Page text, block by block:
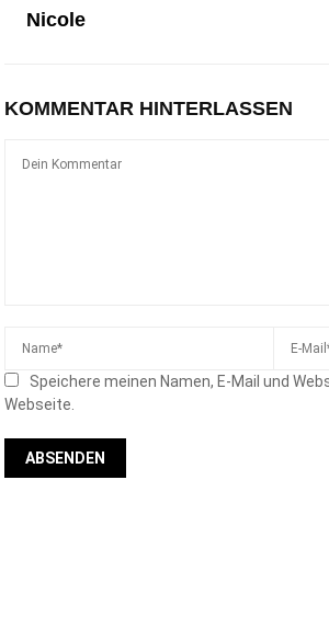
Nicole
KOMMENTAR HINTERLASSEN
Speichere meinen Namen, E-Mail und
Webseite.